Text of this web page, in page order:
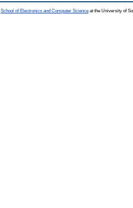
School of Electronics and Computer Science at the University of